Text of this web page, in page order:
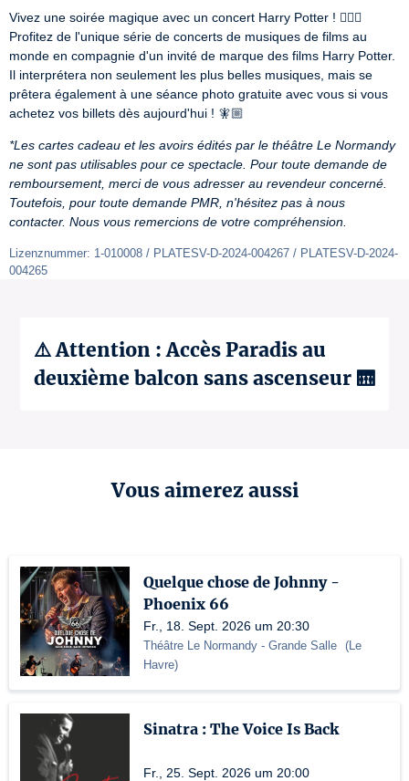
Vivez une soirée magique avec un concert Harry Potter ! 🧙🏾‍♂
Profitez de l'unique série de concerts de musiques de films au
monde en compagnie d'un invité de marque des films Harry Potter.
Il interprétera non seulement les plus belles musiques, mais se
prêtera également à une séance photo gratuite avec vous si vous
achetez vos billets dès aujourd'hui ! 🧚🏼
*Les cartes cadeau et les avoirs édités par le théâtre Le Normandy
ne sont pas utilisables pour ce spectacle. Pour toute demande de
remboursement, merci de vous adresser au revendeur concerné.
Toutefois, pour toute demande PMR, n'hésitez pas à nous
contacter. Nous vous remercions de votre compréhension.
Lizenznummer: 1-010008 / PLATESV-D-2024-004267 / PLATESV-D-2024-
004265
⚠️ Attention : Accès Paradis au
deuxième balcon sans ascenseur 🛗
Vous aimerez aussi
Quelque chose de Johnny -
Phoenix 66
Fr., 18. Sept. 2026 um 20:30
Théâtre Le Normandy - Grande Salle (Le
Havre)
Sinatra : The Voice Is Back
Fr., 25. Sept. 2026 um 20:00